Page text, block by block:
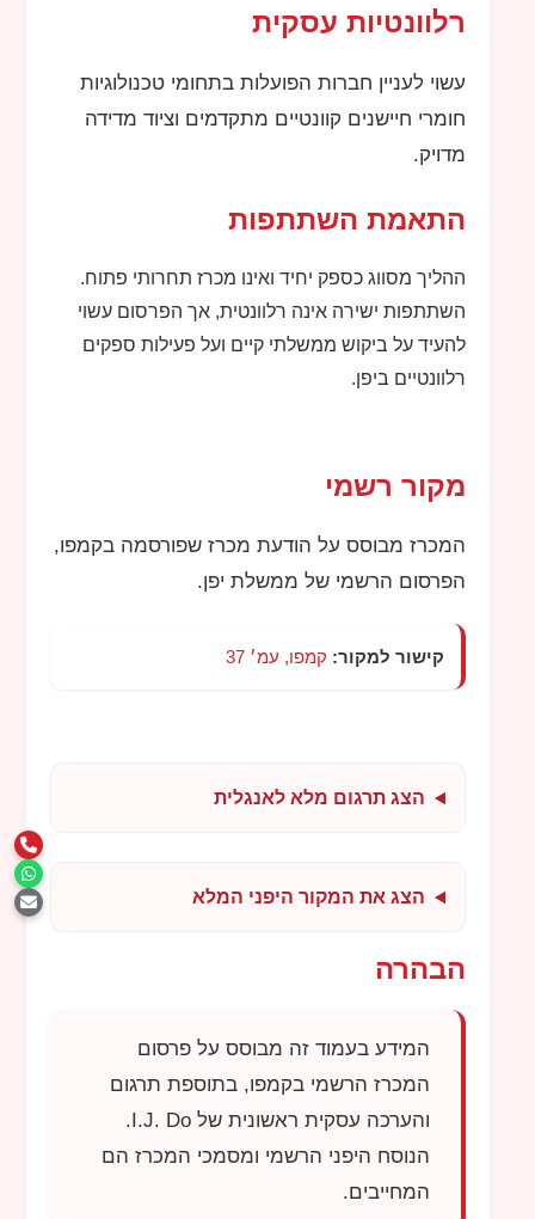
רלוונטיות עסקית
עשוי לעניין חברות הפועלות בתחומי טכנולוגיות
חומרי חיישנים קוונטיים מתקדמים וציוד מדידה
מדויק.
התאמת השתתפות
ההליך מסווג כספק יחיד ואינו מכרז תחרותי פתוח.
השתתפות ישירה אינה רלוונטית, אך הפרסום עשוי
להעיד על ביקוש ממשלתי קיים ועל פעילות ספקים
רלוונטיים ביפן.
מקור רשמי
המכרז מבוסס על הודעת מכרז שפורסמה בקמפו,
הפרסום הרשמי של ממשלת יפן.
קישור למקור: קמפו, עמ׳ 37
הצג תרגום מלא לאנגלית
הצג את המקור היפני המלא
הבהרה
המידע בעמוד זה מבוסס על פרסום
המכרז הרשמי בקמפו, בתוספת תרגום
והערכה עסקית ראשונית שלI.J. Do
.
הנוסח היפני הרשמי ומסמכי המכרז הם
המחייבים.